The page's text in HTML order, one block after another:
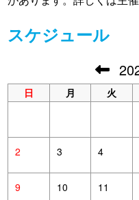
スケジュール
日 月 火
2 3 4
9 10 11